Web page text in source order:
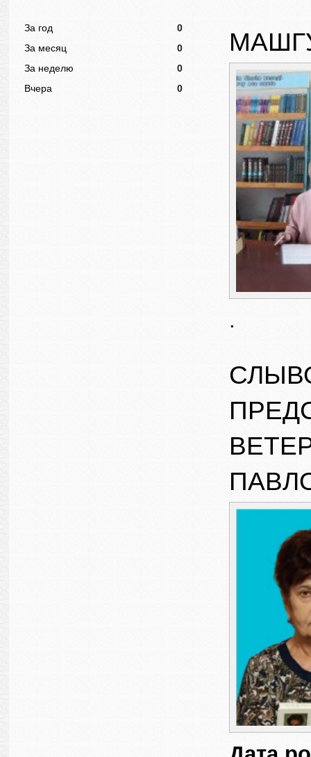
За год
0
За месяц
0
За неделю
0
Вчера
0
.